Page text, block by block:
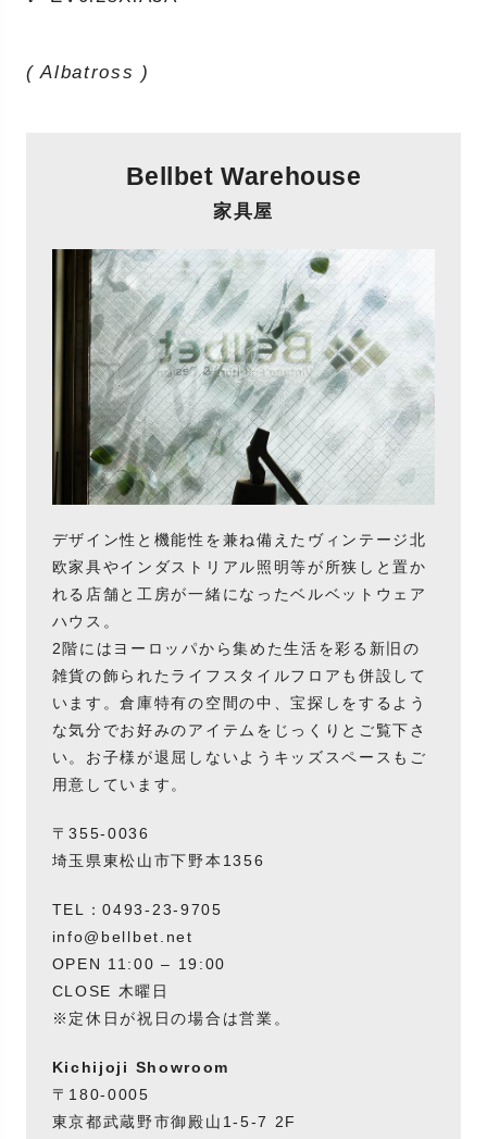
( Albatross )
Bellbet Warehouse
家具屋
デザイン性と機能性を兼ね備えたヴィンテージ北
欧家具やインダストリアル照明等が所狭しと置か
れる店舗と工房が一緒になったベルベットウェア
ハウス。
2階にはヨーロッパから集めた生活を彩る新旧の
雑貨の飾られたライフスタイルフロアも併設して
います。倉庫特有の空間の中、宝探しをするよう
な気分でお好みのアイテムをじっくりとご覧下さ
い。お子様が退屈しないようキッズスペースもご
用意しています。
〒355-0036
埼玉県東松山市下野本1356
TEL：0493-23-9705
info@bellbet.net
OPEN 11:00 – 19:00
CLOSE 木曜日
※定休日が祝日の場合は営業。
Kichijoji Showroom
〒180-0005
東京都武蔵野市御殿山1-5-7 2F